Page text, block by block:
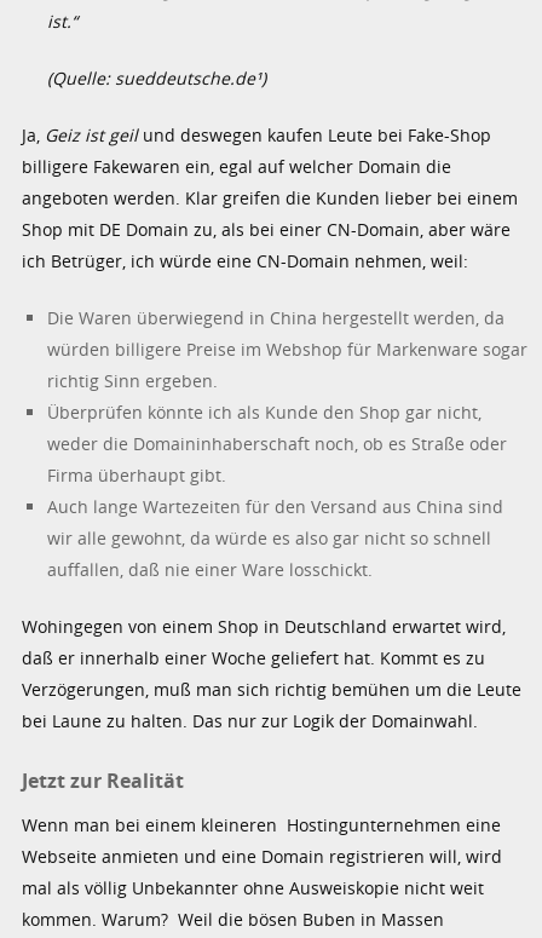
ist.“
(Quelle: sueddeutsche.de¹)
Ja, Geiz ist geilund deswegen kaufen Leute bei Fake-Shop
billigere Fakewaren ein, egal auf welcher Domain die
angeboten werden. Klar greifen die Kunden lieber bei einem
Shop mit DE Domain zu, als bei einer CN-Domain, aber wäre
ich Betrüger, ich würde eine CN-Domain nehmen, weil:
Die Waren überwiegend in China hergestellt werden, da
würden billigere Preise im Webshop für Markenware sogar
richtig Sinn ergeben.
Überprüfen könnte ich als Kunde den Shop gar nicht,
weder die Domaininhaberschaft noch, ob es Straße oder
Firma überhaupt gibt.
Auch lange Wartezeiten für den Versand aus China sind
wir alle gewohnt, da würde es also gar nicht so schnell
auffallen, daß nie einer Ware losschickt.
Wohingegen von einem Shop in Deutschland erwartet wird,
daß er innerhalb einer Woche geliefert hat. Kommt es zu
Verzögerungen, muß man sich richtig bemühen um die Leute
bei Laune zu halten. Das nur zur Logik der Domainwahl.
Jetzt zur Realität
Wenn man bei einem kleineren Hostingunternehmen eine
Webseite anmieten und eine Domain registrieren will, wird
mal als völlig Unbekannter ohne Ausweiskopie nicht weit
kommen. Warum? Weil die bösen Buben in Massen